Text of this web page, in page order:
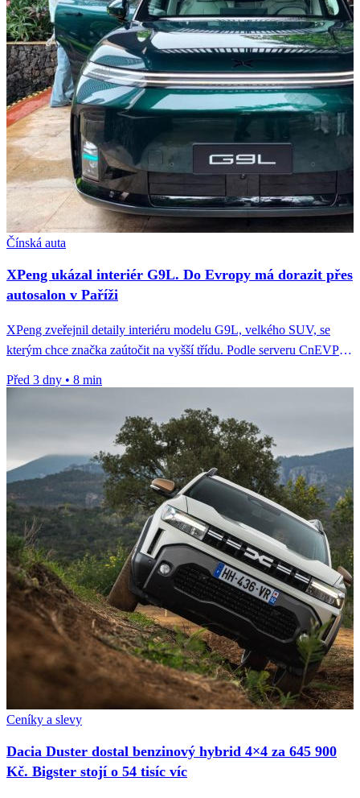
Čínská auta
XPeng ukázal interiér G9L. Do Evropy má dorazit přes
autosalon v Paříži
XPeng zveřejnil detaily interiéru modelu G9L, velkého SUV, se
kterým chce značka zaútočit na vyšší třídu. Podle serveru CnEVPost
Před 3 dny • 8 min
Ceníky a slevy
Dacia Duster dostal benzinový hybrid 4×4 za 645 900
Kč. Bigster stojí o 54 tisíc víc